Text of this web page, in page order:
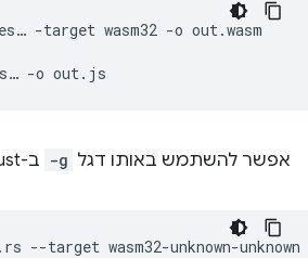
-target wasm32 -o out.wasm
-o
אפשר להשתמש באותו דגל -g ב-Rust:
--target wasm32-unknown-unknown